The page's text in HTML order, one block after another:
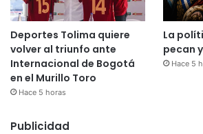
Deportes Tolima quiere
volver al triunfo ante
Internacional de Bogotá
en el Murillo Toro
Hace 5 horas
La
pecan
Hace 5
Publicidad